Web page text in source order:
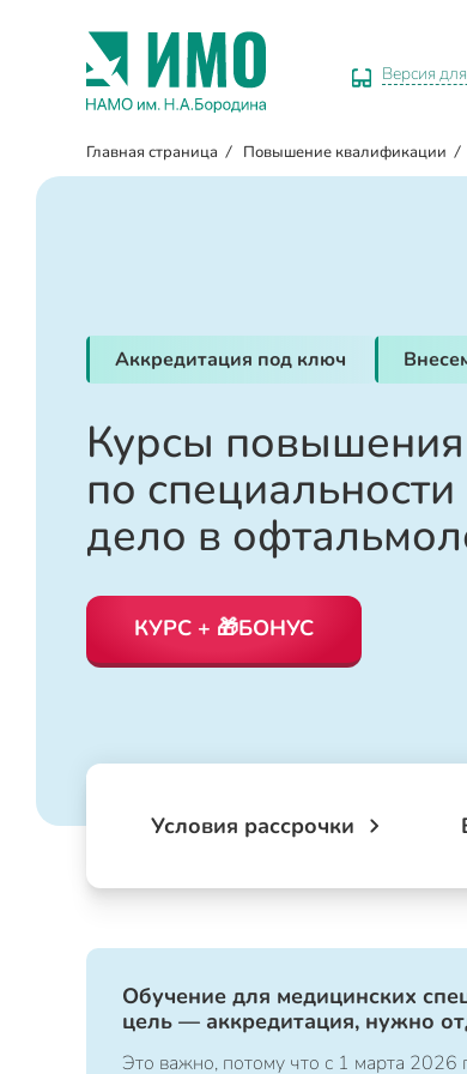
Версия
Главная страница / Повышение квалификации /
Аккредитация под ключ
Курсы
по
дело в
КУРС + 🎁БОНУС
Условия рассрочки
Обучение для медицинских
цель — аккредитация, нужно
Это важно, потому что с 1 марта 2026